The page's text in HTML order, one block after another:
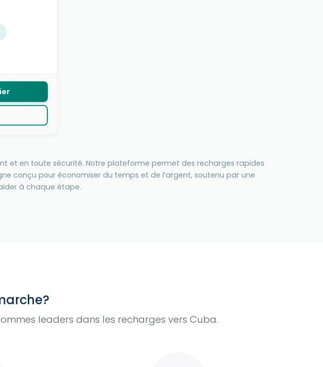
et en toute sécurité. Notre plateforme permet des recharges rapides
conçu pour économiser du temps et de l’argent, soutenu par une
à chaque étape.
leaders dans les recharges vers Cuba.